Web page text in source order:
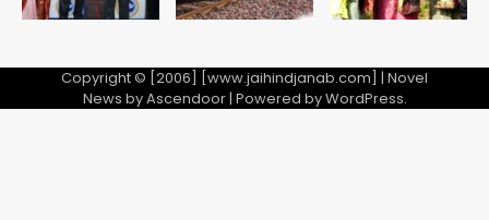
Copyright © [2006] [www.jaihindjanab.com] | Novel
News byAscendoor| Powered byWordPress.